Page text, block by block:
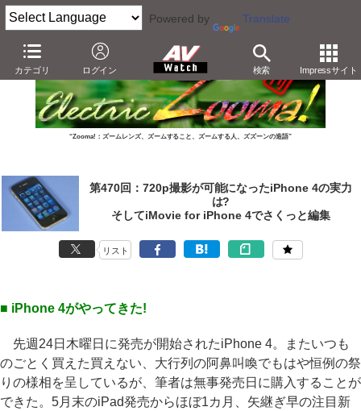
Powered by Translate
カテゴリ ログイン 検索 Impressサイト
“Zooma!：ズームレンズ、ズームすること、ズームする人、ズズーンの造語”
第470回：720p撮影が可能になったiPhone 4の実力
は?
そしてiMovie for iPhone 4でさくっと編集
リスト
■ iPhone 4がやってきた!
先週24日木曜日に発売が開始されたiPhone 4。またいつも
のごとく買えた買えない、大行列の阿鼻叫喚でもはや恒例の祭
りの様相を呈しているが、筆者は無事発売日に購入することが
できた。5月末のiPad発売からほぼ1カ月、矢継ぎ早の注目新